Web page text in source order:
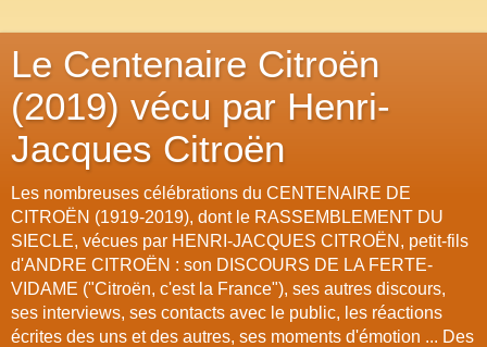
Le Centenaire Citroën
(2019) vécu par Henri-
Jacques Citroën
Les nombreuses célébrations du CENTENAIRE DE
CITROËN (1919-2019), dont le RASSEMBLEMENT DU
SIECLE, vécues par HENRI-JACQUES CITROËN, petit-fils
d'ANDRE CITROËN : son DISCOURS DE LA FERTE-
VIDAME ("Citroën, c'est la France"), ses autres discours,
ses interviews, ses contacts avec le public, les réactions
écrites des uns et des autres, ses moments d'émotion ... Des